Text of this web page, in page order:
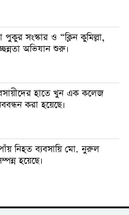
পুকুর সংস্কার ও “ক্লিন কুমিল্লা,
অভিযান শুরু।
হাতে খুন এক কলেজ
করা হয়েছে।
নিহত ব্যবসায়ি মো. নুরুল
হয়েছে।